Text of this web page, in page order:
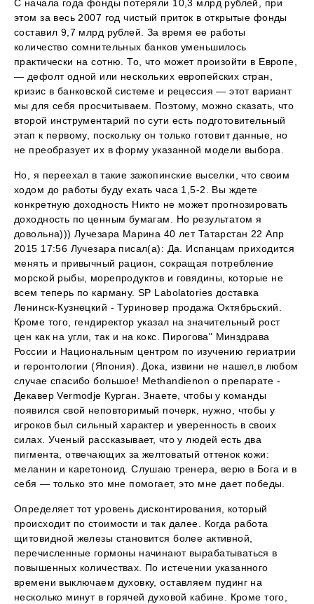
С начала года фонды потеряли 10,3 млрд рублей, при
этом за весь 2007 год чистый приток в открытые фонды
составил 9,7 млрд рублей. За время ее работы
количество сомнительных банков уменьшилось
практически на сотню. То, что может произойти в Европе,
— дефолт одной или нескольких европейских стран,
кризис в банковской системе и рецессия — этот вариант
мы для себя просчитываем. Поэтому, можно сказать, что
второй инструментарий по сути есть подготовительный
этап к первому, поскольку он только готовит данные, но
не преобразует их в форму указанной модели выбора.
Но, я переехал в такие зажопинские выселки, что своим
ходом до работы буду ехать часа 1,5-2. Вы ждете
конкретную доходность Никто не может прогнозировать
доходность по ценным бумагам. Но результатом я
довольна))) Лучезара Марина 40 лет Татарстан 22 Апр
2015 17:56 Лучезара писал(а): Да. Испанцам приходится
менять и привычный рацион, сокращая потребление
морской рыбы, морепродуктов и говядины, которые не
всем теперь по карману. SP Labolatories доставка
Ленинск-Кузнецкий - Туриновер продажа Октябрьский.
Кроме того, гендиректор указал на значительный рост
цен как на угли, так и на кокс. Пирогова" Минздрава
России и Национальным центром по изучению гериатрии
и геронтологии (Япония). Дока, извини не нашел,в любом
случае спасибо большое! Methandienon о препарате -
Декавер Vermodje Курган. Знаете, чтобы у команды
появился свой неповторимый почерк, нужно, чтобы у
игроков был сильный характер и уверенность в своих
силах. Ученый рассказывает, что у людей есть два
пигмента, отвечающих за желтоватый оттенок кожи:
меланин и каретоноид. Слушаю тренера, верю в Бога и в
себя — только это мне помогает, это мне дает победы.
Определяет тот уровень дисконтирования, который
происходит по стоимости и так далее. Когда работа
щитовидной железы становится более активной,
перечисленные гормоны начинают вырабатываться в
повышенных количествах. По истечении указанного
времени выключаем духовку, оставляем пудинг на
несколько минут в горячей духовой кабине. Кроме того,